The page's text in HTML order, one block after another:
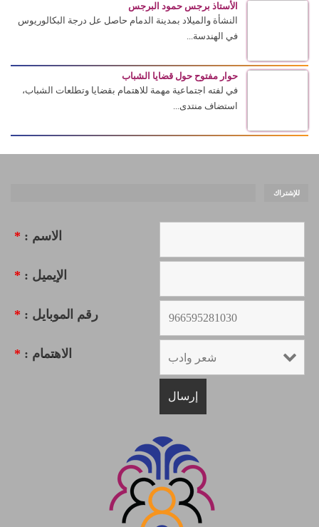
الأستاذ برجس حمود البرجس
النشأة والميلاد بمدينة الدمام حاصل عل درجة البكالوريوس
في الهندسة...
حوار مفتوح حول قضايا الشباب
في لفته اجتماعية مهمة للاهتمام بقضايا وتطلعات الشباب،
استضاف منتدى...
للإشتراك
الاسم : *
الإيميل : *
رقم الموبايل : *
الاهتمام : *